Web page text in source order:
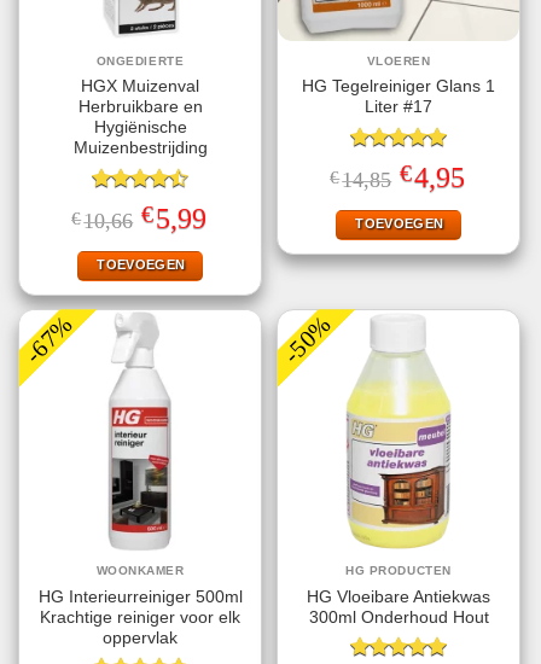
ONGEDIERTE
HGX Muizenval
Herbruikbare en
Hygiënische
Muizenbestrijding
Gewaardeerd
4.47uit 5
€10,66 Oorspronkelijke
prijs
was:
€10,66.
€5,99Huidige
prijs
TOEVOEGEN
VLOEREN
HG Tegelreiniger Glans 1
Liter #17
Gewaardeerd
5.00uit 5
€14,85 Oorspronkelijke
prijs
was:
€14,85.
€4,95prijs
TOEVOEGEN
-67%
WOONKAMER
HG Interieurreiniger 500ml
Krachtige reiniger voor elk
oppervlak
-50%
HG PRODUCTEN
HG Vloeibare Antiekwas
300ml Onderhoud Hout